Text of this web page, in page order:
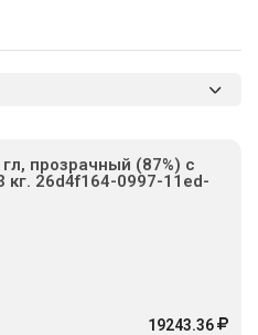
прозрачный (87%) с
кг. 26d4f164-0997-11ed-
19243.36